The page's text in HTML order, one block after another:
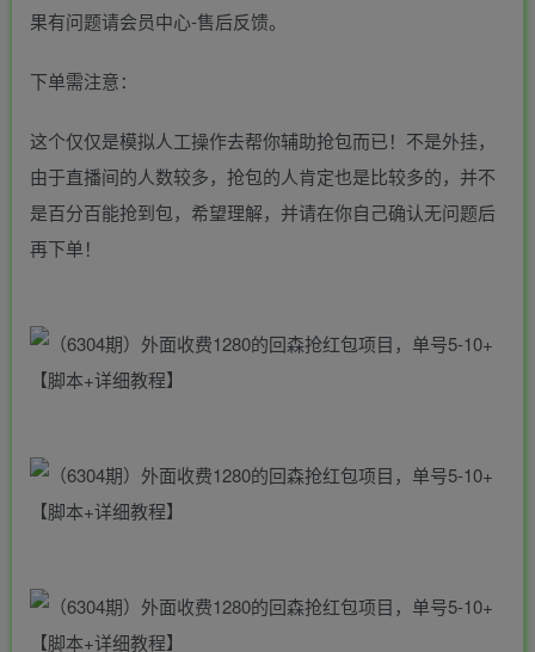
果有问题请会员中心-售后反馈。
下单需注意：
这个仅仅是模拟人工操作去帮你辅助抢包而已！不是外挂，
由于直播间的人数较多，抢包的人肯定也是比较多的，并不
是百分百能抢到包，希望理解，并请在你自己确认无问题后
再下单！